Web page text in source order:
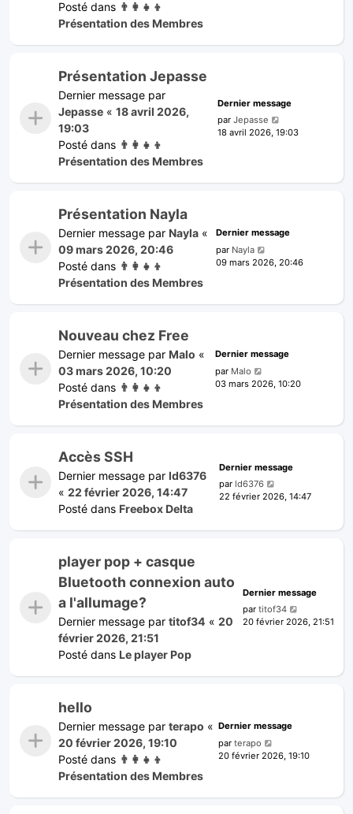
Posté dans 👨‍👩‍👧‍👦
Présentation des Membres
Présentation Jepasse
Dernier message par
Jepasse « 18 avril 2026,
19:03
Posté dans 👨‍👩‍👧‍👦
Présentation des Membres
Dernier message
parJepasse
18 avril 2026, 19:03
Présentation Nayla
Dernier message par Nayla «
09 mars 2026, 20:46
Posté dans 👨‍👩‍👧‍👦
Présentation des Membres
Dernier message
par Nayla
09 mars 2026, 20:46
Nouveau chez Free
Dernier message par Malo «
03 mars 2026, 10:20
Posté dans 👨‍👩‍👧‍👦
Présentation des Membres
Dernier message
par Malo
03 mars 2026, 10:20
Accès SSH
Dernier message par ld6376
« 22 février 2026, 14:47
Posté dans Freebox Delta
Dernier message
parld6376
22 février 2026, 14:47
player pop + casque
Bluetooth connexion auto
a l'allumage?
Dernier message par titof34 « 20
février 2026, 21:51
Posté dans Le player Pop
Dernier message
partitof34
20 février 2026, 21:51
hello
Dernier message par terapo «
20 février 2026, 19:10
Posté dans 👨‍👩‍👧‍👦
Présentation des Membres
Dernier message
parterapo
20 février 2026, 19:10